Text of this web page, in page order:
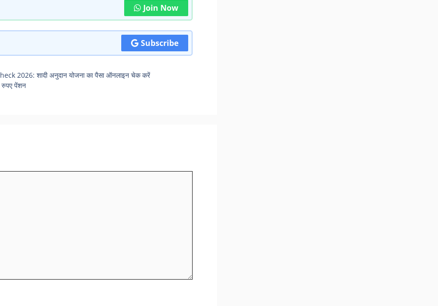
Join Now
Subscribe
2026: शादी अनुदान योजना का पैसा ऑनलाइन चेक करें
रुपए पेंशन